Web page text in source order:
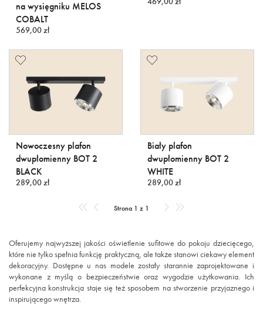
na wysięgniku MELOS
COBALT
569,00 zł
Nowoczesny plafon
dwupłomienny BOT 2
BLACK
289,00 zł
Biały plafon
dwupłomienny BOT 2
WHITE
289,00 zł
Strona 1 z 1
Oferujemy najwyższej jakości oświetlenie sufitowe do pokoju dziecięcego,
które nie tylko spełnia funkcję praktyczną, ale także stanowi ciekawy element
dekoracyjny. Dostępne u nas modele zostały starannie zaprojektowane i
wykonane z myślą o bezpieczeństwie oraz wygodzie użytkowania. Ich
perfekcyjna konstrukcja staje się też sposobem na stworzenie przyjaznego i
inspirującego wnętrza.